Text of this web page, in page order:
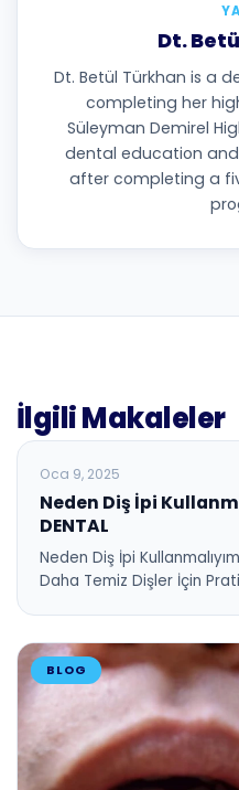
Dt.
Dt. Betül Türkhan is a
completing her
Süleyman Demirel
dental education
after completing a
İlgili Makaleler
BLOG
Oca 9, 2025
Neden Diş İpi
DENTAL
Neden Diş İpi
Daha Temiz Dişler İçin
BLOG